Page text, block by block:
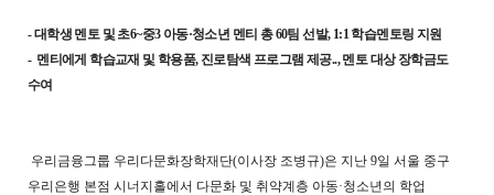
-대학생 멘토 및 초6~중3 아동·청소년 멘티 총 60팀 선발, 1:1 학습멘토링 지원
- 멘티에게 학습교재 및 학용품, 진로탐색 프로그램 제공.., 멘토 대상 장학금도
수여
우리금융그룹 우리다문화장학재단(이사장 조병규)은 지난 9일 서울 중구
우리은행 본점 시너지홀에서 다문화 및 취약계층 아동·청소년의 학업